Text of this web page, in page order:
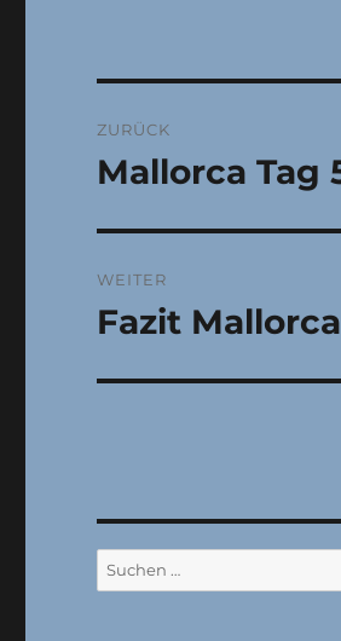
ZURÜCK
Vorheriger
Mallorca Tag
WEITER
Nächster
Fazit
Suchen
nach: